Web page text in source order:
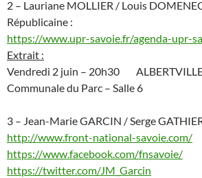
2 – Lauriane MOLLIER / Louis
Républicaine :
https://www.upr-savoie.fr/agenda-upr-
Extrait :
Vendredi 2 juin – 20h30
Communale du Parc – Salle 6
3 – Jean-Marie GARCIN / Serge
http://www.front-national-savoie.com/
https://www.facebook.com/fnsavoie/
https://twitter.com/JM_Garcin